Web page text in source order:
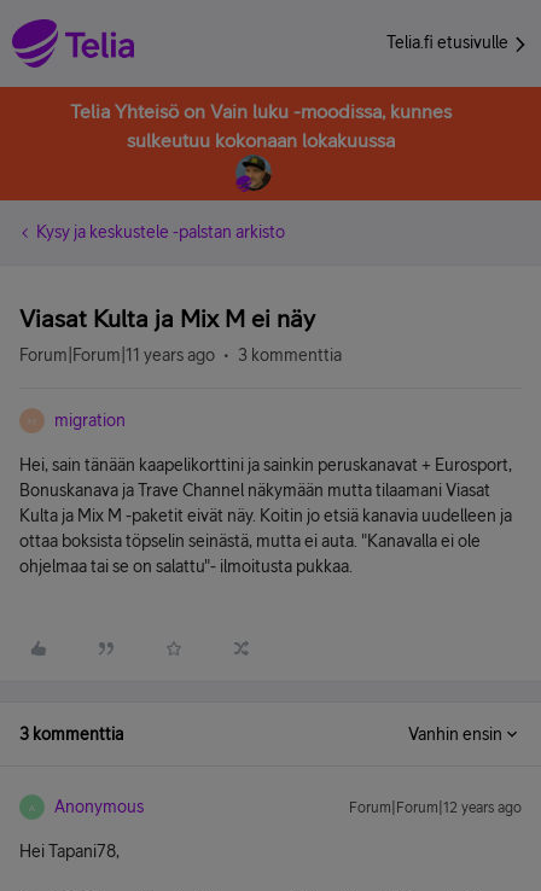
Telia.fi etusivulle
Telia Yhteisö on Vain luku -moodissa, kunnes
sulkeutuu kokonaan lokakuussa
Kysy ja keskustele -palstan arkisto
Viasat Kulta ja Mix M ei näy
Forum|Forum|11 years ago 3 kommenttia
M migration
Hei, sain tänään kaapelikorttini ja sainkin peruskanavat + Eurosport,
Bonuskanava ja Trave Channel näkymään mutta tilaamani Viasat
Kulta ja Mix M -paketit eivät näy. Koitin jo etsiä kanavia uudelleen ja
ottaa boksista töpselin seinästä, mutta ei auta. "Kanavalla ei ole
ohjelmaa tai se on salattu"- ilmoitusta pukkaa.
3 kommenttia Vanhin ensin
A Anonymous Forum|Forum|12 years ago
Hei Tapani78,